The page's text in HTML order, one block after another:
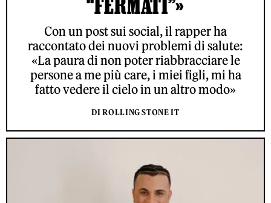
“FERMATI”»
Con un post sui social, il rapper ha
raccontato dei nuovi problemi di salute:
«La paura di non poter riabbracciare le
persone a me più care, i miei figli, mi ha
fatto vedere il cielo in un altro modo»
DI ROLLING STONE IT